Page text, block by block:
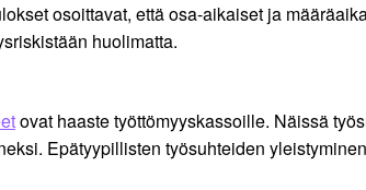
osoittavat, että osa-aikaiset ja
huolimatta.
ovat haaste työttömyyskassoille. Näissä
Epätyypillisten työsuhteiden